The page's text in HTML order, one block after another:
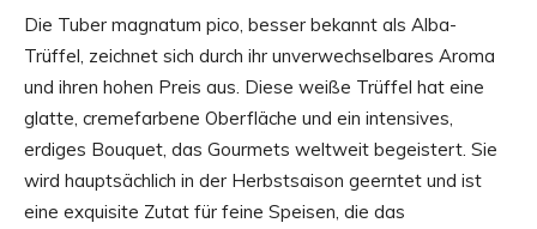
Die Tuber magnatum pico, besser bekannt als Alba-
Trüffel, zeichnet sich durch ihr unverwechselbares Aroma
und ihren hohen Preis aus. Diese weiße Trüffel hat eine
glatte, cremefarbene Oberfläche und ein intensives,
erdiges Bouquet, das Gourmets weltweit begeistert. Sie
wird hauptsächlich in der Herbstsaison geerntet und ist
eine exquisite Zutat für feine Speisen, die das